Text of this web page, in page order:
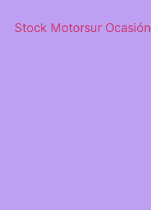
Stock Motorsur Ocasión